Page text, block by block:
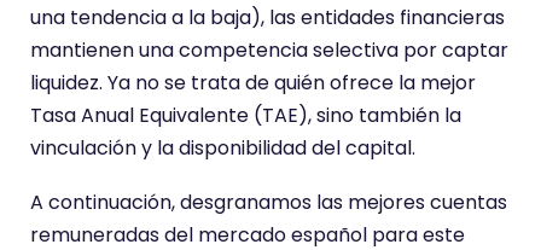
una tendencia a la baja), las entidades financieras
mantienen una competencia selectiva por captar
liquidez. Ya no se trata de quién ofrece la mejor
Tasa Anual Equivalente (TAE), sino también la
vinculación y la disponibilidad del capital.
A continuación, desgranamos las mejores cuentas
remuneradas del mercado español para este